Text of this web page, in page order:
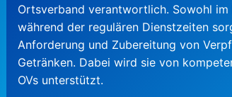
Ortsverband verantwortlich. Sowohl im
während der regulären Dienstzeiten
Anforderung und Zubereitung von
Getränken. Dabei wird sie von
OVs unterstützt.